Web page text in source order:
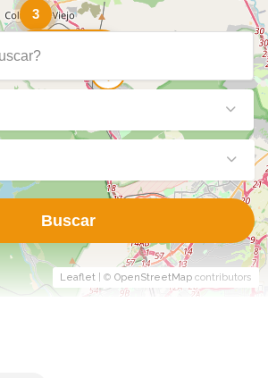
3
Leaflet | © OpenStreetMap contributors
Buscar
Show Map